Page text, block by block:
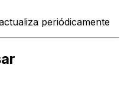
periódicamente